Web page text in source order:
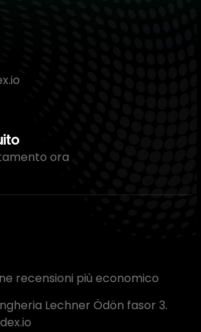
ora
recensioni più economico
Lechner Ödön fasor 3.